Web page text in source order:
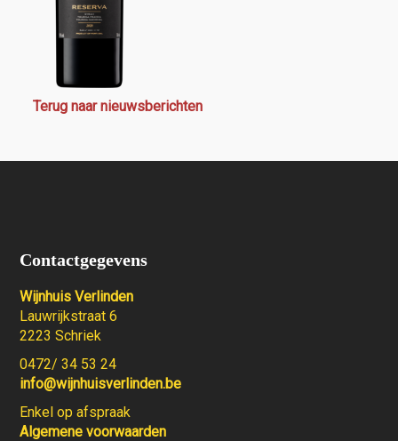
Terug naar nieuwsberichten
Contactgegevens
Wijnhuis Verlinden
Lauwrijkstraat 6
2223 Schriek
0472/ 34 53 24
info@wijnhuisverlinden.be
Enkel op afspraak
Algemene voorwaarden